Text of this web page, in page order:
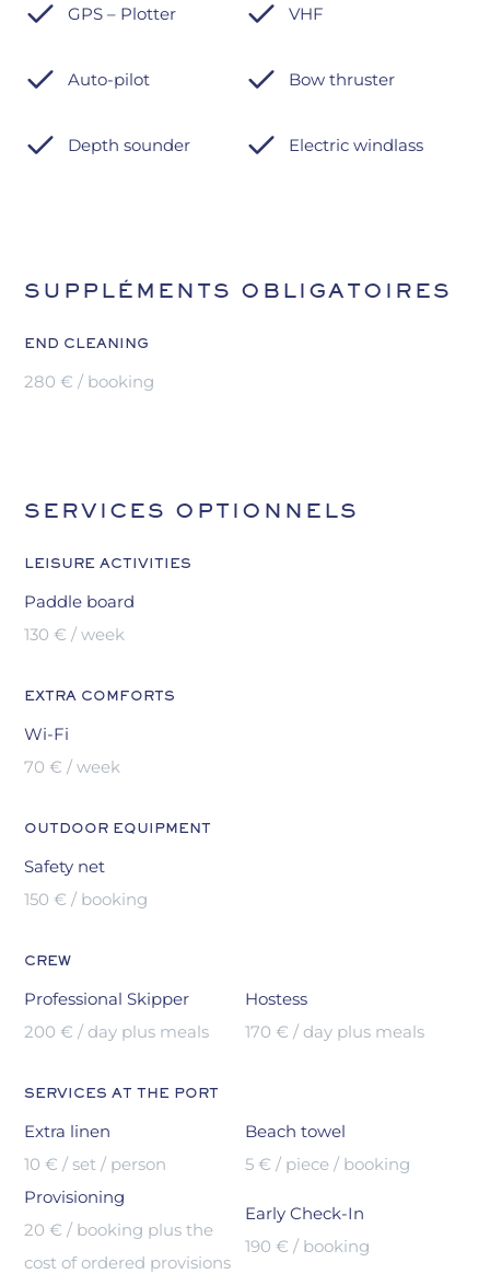
GPS – Plotter VHF
Auto-pilot Bow thruster
Depth sounder Electric windlass
SUPPLÉMENTS OBLIGATOIRES
END CLEANING
280 € / booking
SERVICES OPTIONNELS
LEISURE ACTIVITIES
Paddle board
130 € / week
EXTRA COMFORTS
Wi-Fi
70 € / week
OUTDOOR EQUIPMENT
Safety net
150 € / booking
CREW
Professional Skipper
200 € / day plus meals
Hostess
170 € / day plus meals
SERVICES AT THE PORT
Extra linen
10 € / set / person
Beach towel
5 € / piece / booking
Provisioning
20 € / booking plus the
cost of ordered provisions
Early Check-In
190 € / booking